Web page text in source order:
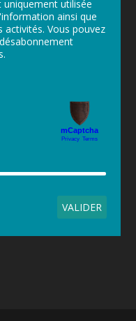
uniquement utilisée
ainsi que
Vous pouvez